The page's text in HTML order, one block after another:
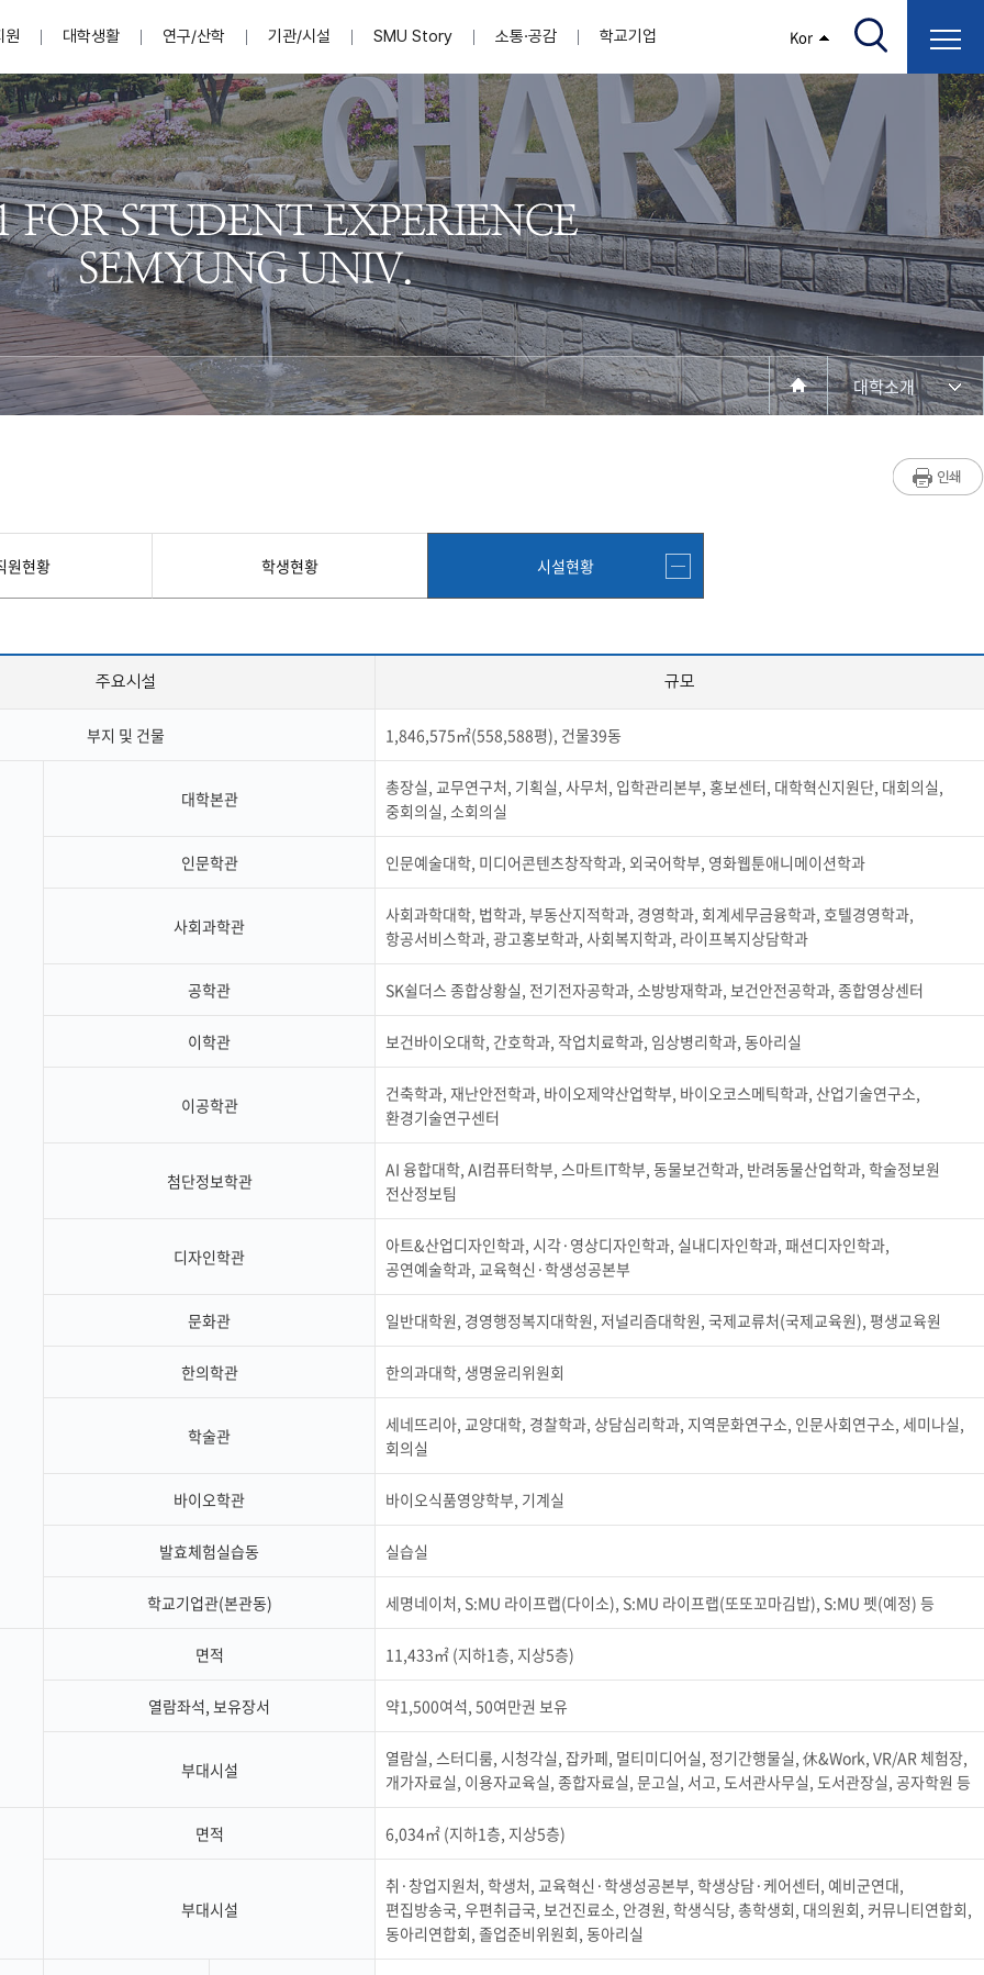
Kor
설립자발자취 이사장인사말 법인소개
자매회사 및 기관
임원현황
이사회(개최, 회의록)
학교법인 임원과 친족관계에 있는 교직원 현황
인사말 역대총장
제8,9대 총장 이용걸
제6,7대 총장 김유성
제5대 총장 김광림
제4대 총장 염재선
건학이념 세명인재상 인재상과 5대핵심역량
Why SMU 세명대 History 대학연혁
2010년대
1990년대
1980년대
교목/교화/교가
교가
세명대 UI
로고타입
전용색상
시그니처
학생현황
요람집
적립금운용현황 업무추진비 집행내역 등록금심의위원회
등록금심의위원회
대학평의원회
대학평의원회
기금운용심의회
기금운용심의회
기금운용심의회 회의록
비전 및 전략설정과정 발전계획 체계 교육 체계도
특성화 체계도
비교과 교육체계
통학버스 안내
통학버스 운행안내
통학버스 출발장소
입학홈페이지 입학정보통합시스템(합격조회/고지서출력/납부조회)
일반ㆍ경영행정복지대학원 저널리즘대학원
처
취·창업지원처 소개 학생종합경력시스템 세빈샵(온라인학생창업몰)
인문예술대학
미디어콘텐츠창작학과
외국어학부
아트앤산업디자인학과
실내디자인학과
시각·영상디자인학과
패션디자인학과
공연예술학과
영화웹툰애니메이션학과
미디어문화학부
사회과학대학
경찰학과
행정학과
법학과
부동산지적학과
소방방재학과
경영학과
회계세무금융학과
글로벌물류학과
호텔경영학과
관광경영학과
항공서비스학과
AI융합대학
AI컴퓨터학부
스마트IT학부
전기공학과
전자공학과
건축학과
건설환경공학과
환경에너지학과
전기전자공학과
재난안전학과
보건안전공학과
보건바이오대학
간호학과
작업치료학과
임상병리학과
바이오제약산업학부
바이오코스메틱학과
뷰티케어학과
바이오식품영양학부
동물보건학과
생활체육학과
반려동물산업학과
한의과대학 교양대학
연계전공
라이프복지상담학과
일반ㆍ경영행정복지대학원
원
교직과정안내
교직교육 목적 및 교육목표
이수안내
교직과목 해설
신청서 다운로드
연계전공
연계전공안내
e-Book디자인ㆍ제작학
정밀의료인공지능융합학
화장품생명융합학
천연물소재융합학
AI융합전공
스마트이차전지시스템공학
수강신청
수강신청
동일과목전공인정
재수강
수강포기
계절학기
전자출결
강의건물 약자표시
성적
학년/학기 재이수
국내대학 학점교류 전과ㆍ복수(부)전공
복수(부)전공
마이크로디그리
마이크로디그리 안내
학적변동(휴학·복학·제적·재입학)
휴학
복학
자퇴
제적
재입학
졸업(수료)
졸업연기
조기졸업
졸업논문
학년별 수료학점
CHARM인증제
장학캘린더 국가장학금·학자금대출
학생설계전공 사례
전과/복수(부)·학생설계전공 관련
진로 컨설팅 우수사례
대학생활
내영상
학생상담/심리 권익보호 사회봉사지원센터
센터 및 조직소개
규정집
주요업무
봉사단운영
장애학생지원센터
소개
지원서비스
장애학생도우미
찾아오시는길
학습역량강화
취업진로상담
학생증발급
대학축제 학생자치기구
총학생회
학생커뮤니티 학생사회봉사 학생위원회
학생생활관 보건진료소 체육시설 편의시설
학생식당
서점
우편취급국
복사실
웰니스센터
65번가
통학버스 편도(월, 금) 이용 안내
해외프로그램
해외어학연수
자기설계 해외배낭연수
전역 후 복학 국외여행/유학 병무관련사이트
전입신청안내 교육훈련안내 훈련연기/보류안내 훈련장 안내
ROTC제도란?
제도의 특징
후보생 및 임관 후 혜택
지휘관 소개
업무담당자 소개
학군단 건물
지원/선발절차
모집일정
선발방법
선발요소/배점
지원자격
SETOPIA 컴퓨터 실습실 디지털자료실
연구/산학
산학협력단 소개 연구지원 지식재산권 부속기관 정보광장(자료실)
교내학술연구비 지원 국제학술지 논문게재 지원
학술저서발간 지원
국제학술회의 참가경비 지원
학술대회 참가경비 지원 부설연구소 학술회의 개최 경비 지원
세명대학교 연구윤리 생명윤리위원회 동물실험윤리위원회
기관/시설
교육혁신·학생성공본부 대학혁신사업단 대학일자리플러스센터 인권센터
교무연구처 기획실 학생처 사무처 입학관리본부 국제교류처
취ㆍ창업지원처
산학협력단
학술정보원 평생교육원 편집방송국 학생생활관 보건진료소
예비군연대
공자학원
연구소 조직
연구소 조직
학술·연구활동 실적
연구소 조직
구성원소개
연구 및 자료실
산학협력단 지역협력센터 기술사업화센터
중소기업산학협력센터
화장품·건강기능식품 임상시험센터(SMCTC)
제천시어린이·사회복지급식관리지원센터
단양군어린이급식관리지원센터
제천시농촌활력플러스사업추진단
단양군농촌활성화지원센터
제천시탄소중립지원센터
부속제천한방병원 부속충주한방병원
SMU Story
일반공지 장학 및 학사안내 입찰공고 정보보호
채용공고
교원(강사,겸임교원포함)채용정보
행사안내
학생활동 캠퍼스풍경
온라인접수시스템
온라인접수시스템
소통·공감 학교기업
아카데
다이
대학소개
입학/취업
SMU Story
소통·공감
학교기업
원현황 학생현황 시설현황
주요시설 규모
부지 및 건물 1,846,575㎡(558,588평), 건물39동
대학본관
총장실, 교무연구처, 기획실, 사무처, 입학관리본부, 홍보센터, 대학혁신지원단, 대회의실,
중회의실, 소회의실
인문학관 인문예술대학, 미디어콘텐츠창작학과, 외국어학부, 영화웹툰애니메이션학과
사회과학관
사회과학대학, 법학과, 부동산지적학과, 경영학과, 회계세무금융학과, 호텔경영학과,
항공서비스학과, 광고홍보학과, 사회복지학과, 라이프복지상담학과
공학관 SK쉴더스 종합상황실, 전기전자공학과, 소방방재학과, 보건안전공학과, 종합영상센터
이학관 보건바이오대학, 간호학과, 작업치료학과, 임상병리학과, 동아리실
이공학관
건축학과, 재난안전학과, 바이오제약산업학부, 바이오코스메틱학과, 산업기술연구소,
환경기술연구센터
첨단정보학관
AI 융합대학, AI컴퓨터학부, 스마트IT학부, 동물보건학과, 반려동물산업학과, 학술정보원
전산정보팀
디자인학관
아트&산업디자인학과, 시각·영상디자인학과, 실내디자인학과, 패션디자인학과,
공연예술학과, 교육혁신·학생성공본부
문화관 일반대학원, 경영행정복지대학원, 저널리즘대학원, 국제교류처(국제교육원), 평생교육원
한의학관 한의과대학, 생명윤리위원회
학술관
세네뜨리아, 교양대학, 경찰학과, 상담심리학과, 지역문화연구소, 인문사회연구소, 세미나실,
회의실
바이오학관 바이오식품영양학부, 기계실
발효체험실습동 실습실
학교기업관(본관동) 세명네이처, S:MU 라이프랩(다이소), S:MU 라이프랩(또또꼬마김밥), S:MU 펫(예정) 등
면적 11,433㎡ (지하1층, 지상5층)
열람좌석, 보유장서 약1,500여석, 50여만권 보유
부대시설
열람실, 스터디룸, 시청각실, 잡카페, 멀티미디어실, 정기간행물실, 休&Work, VR/AR 체험장,
개가자료실, 이용자교육실, 종합자료실, 문고실, 서고, 도서관사무실, 도서관장실, 공자학원 등
면적 6,034㎡ (지하1층, 지상5층)
부대시설
취·창업지원처, 학생처, 교육혁신·학생성공본부, 학생상담·케어센터, 예비군연대,
편집방송국, 우편취급국, 보건진료소, 안경원, 학생식당, 총학생회, 대의원회, 커뮤니티연합회,
동아리연합회, 졸업준비위원회, 동아리실